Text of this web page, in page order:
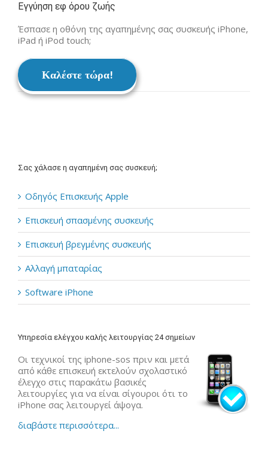
Εγγύηση εφ όρου ζωής
Έσπασε η οθόνη της αγαπημένης σας συσκευής iPhone,
iPad ή iPod touch;
Καλέστε τώρα!
Σας χάλασε η αγαπημένη σας συσκευή;
Οδηγός Επισκευής Apple
Επισκευή σπασμένης συσκευής
Επισκευή βρεγμένης συσκευής
Αλλαγή μπαταρίας
Software iPhone
Υπηρεσία ελέγχου καλής λειτουργίας 24 σημείων
Οι τεχνικοί της iphone-sos πριν και μετά
από κάθε επισκευή εκτελούν σχολαστικό
έλεγχο στις παρακάτω βασικές
λειτουργίες για να είναι σίγουροι ότι το
iPhone σας λειτουργεί άψογα.
διαβάστε περισσότερα...